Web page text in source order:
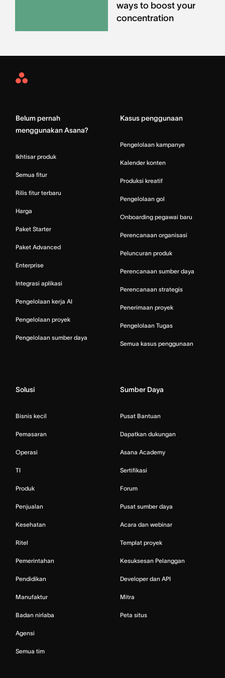
ways to boost your
concentration
Asana
Belum pernah
menggunakan Asana?
Ikhtisar produk
Semua fitur
Rilis fitur terbaru
Harga
Paket Starter
Paket Advanced
Enterprise
Integrasi aplikasi
Pengelolaan kerja AI
Pengelolaan proyek
Pengelolaan sumber daya
Kasus penggunaan
Pengelolaan kampanye
Kalender konten
Produksi kreatif
Pengelolaan gol
Onboarding pegawai baru
Perencanaan organisasi
Peluncuran produk
Perencanaan sumber daya
Perencanaan strategis
Penerimaan proyek
Pengelolaan Tugas
Semua kasus penggunaan
Solusi
Bisnis kecil
Pemasaran
Operasi
TI
Produk
Penjualan
Kesehatan
Ritel
Pemerintahan
Pendidikan
Manufaktur
Badan nirlaba
Agensi
Semua tim
Sumber Daya
Pusat Bantuan
Dapatkan dukungan
Asana Academy
Sertifikasi
Forum
Pusat sumber daya
Acara dan webinar
Templat proyek
Kesuksesan Pelanggan
Developer dan API
Mitra
Peta situs